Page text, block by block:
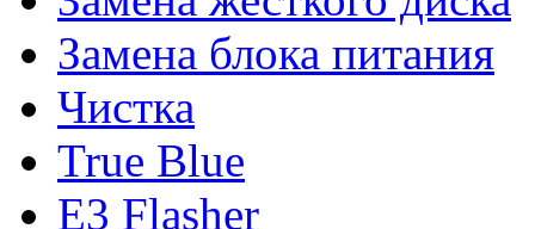
Замена блока питания
Чистка
True Blue
E3 Flasher